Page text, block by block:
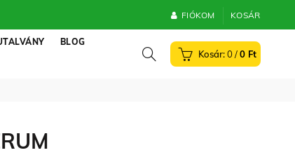
FIÓKOM KOSÁR
BLOG
0 / 0 Ft